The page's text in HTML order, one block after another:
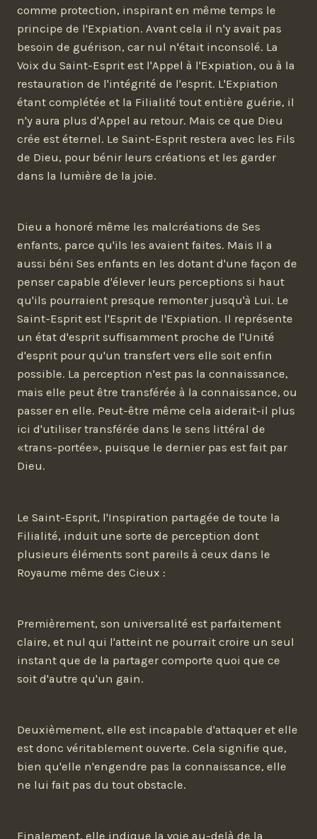
comme protection, inspirant en même temps le
principe de l'Expiation. Avant cela il n'y avait pas
besoin de guérison, car nul n'était inconsolé. La
Voix du Saint-Esprit est l'Appel à l'Expiation, ou à la
restauration de l'intégrité de l'esprit. L'Expiation
étant complétée et la Filialité tout entière guérie, il
n'y aura plus d'Appel au retour. Mais ce que Dieu
crée est éternel. Le Saint-Esprit restera avec les Fils
de Dieu, pour bénir leurs créations et les garder
dans la lumière de la joie.
Dieu a honoré même les malcréations de Ses
enfants, parce qu'ils les avaient faites. Mais Il a
aussi béni Ses enfants en les dotant d'une façon de
penser capable d'élever leurs perceptions si haut
qu'ils pourraient presque remonter jusqu'à Lui. Le
Saint-Esprit est l'Esprit de l'Expiation. Il représente
un état d'esprit suffisamment proche de l'Unité
d'esprit pour qu'un transfert vers elle soit enfin
possible. La perception n'est pas la connaissance,
mais elle peut être transférée à la connaissance, ou
passer en elle. Peut-être même cela aiderait-il plus
ici d'utiliser transférée dans le sens littéral de
«trans-portée», puisque le dernier pas est fait par
Dieu.
Le Saint-Esprit, l'Inspiration partagée de toute la
Filialité, induit une sorte de perception dont
plusieurs éléments sont pareils à ceux dans le
Royaume même des Cieux :
Premièrement, son universalité est parfaitement
claire, et nul qui l'atteint ne pourrait croire un seul
instant que de la partager comporte quoi que ce
soit d'autre qu'un gain.
Deuxièmement, elle est incapable d'attaquer et elle
est donc véritablement ouverte. Cela signifie que,
bien qu'elle n'engendre pas la connaissance, elle
ne lui fait pas du tout obstacle.
Finalement, elle indique la voie au-delà de la